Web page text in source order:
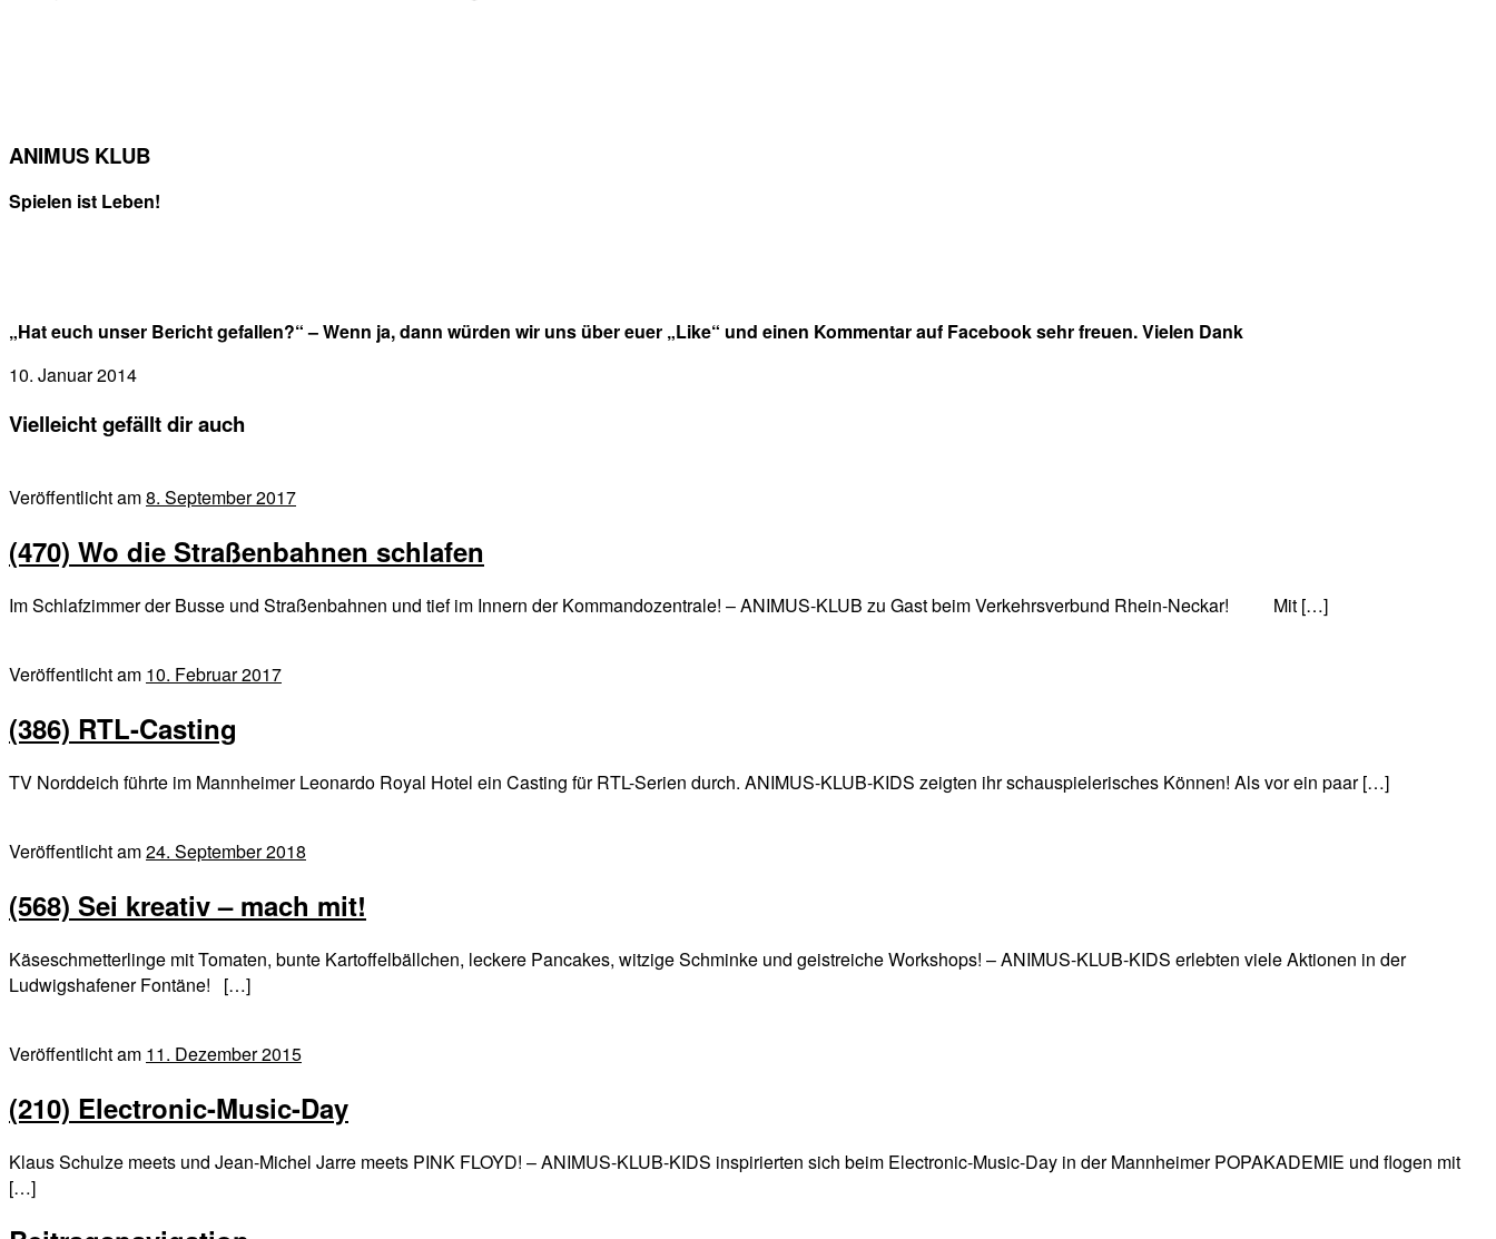
ANIMUS KLUB
Spielen ist Leben!
„Hat euch unser Bericht gefallen?“ – Wenn ja, dann würden wir uns über euer „Like“ und einen Kommentar auf Facebook sehr freuen. Vielen Dank
10. Januar 2014
Vielleicht gefällt dir auch
Veröffentlicht am8. September 2017
(470) Wo die Straßenbahnen schlafen
Im Schlafzimmer der Busse und Straßenbahnen und tief im Innern der Kommandozentrale! – ANIMUS-KLUB zu Gast beim Verkehrsverbund Rhein-Neckar! Mit […]
Veröffentlicht am 10. Februar 2017
(386) RTL-Casting
TV Norddeich führte im Mannheimer Leonardo Royal Hotel ein Casting für RTL-Serien durch. ANIMUS-KLUB-KIDS zeigten ihr schauspielerisches Können! Als vor ein paar […]
Veröffentlicht am24. September 2018
(568) Sei kreativ – mach mit!
Käseschmetterlinge mit Tomaten, bunte Kartoffelbällchen, leckere Pancakes, witzige Schminke und geistreiche Workshops! – ANIMUS-KLUB-KIDS erlebten viele Aktionen in der
Ludwigshafener Fontäne! […]
Veröffentlicht am 11. Dezember 2015
(210) Electronic-Music-Day
Klaus Schulze meets und Jean-Michel Jarre meets PINK FLOYD! – ANIMUS-KLUB-KIDS inspirierten sich beim Electronic-Music-Day in der Mannheimer POPAKADEMIE und flogen mit
[…]